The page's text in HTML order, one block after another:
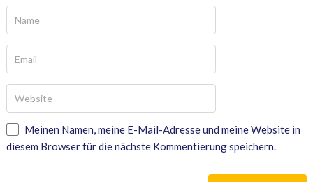
Meinen Namen, meine E-Mail-Adresse und meine Website in
diesem Browser für die nächste Kommentierung speichern.